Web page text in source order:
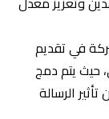
منصات التواصل
للتحسين.